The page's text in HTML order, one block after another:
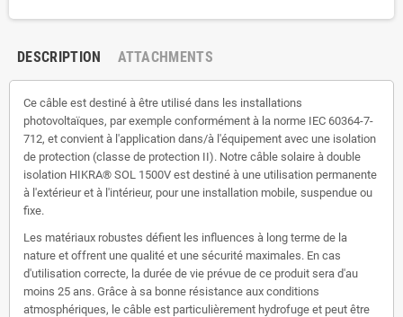
DESCRIPTION ATTACHMENTS
Ce câble est destiné à être utilisé dans les installations
photovoltaïques, par exemple conformément à la norme IEC 60364-7-
712, et convient à l'application dans/à l'équipement avec une isolation
de protection (classe de protection II). Notre câble solaire à double
isolation HIKRA® SOL 1500V est destiné à une utilisation permanente
à l'extérieur et à l'intérieur, pour une installation mobile, suspendue ou
fixe.
Les matériaux robustes défient les influences à long terme de la
nature et offrent une qualité et une sécurité maximales. En cas
d'utilisation correcte, la durée de vie prévue de ce produit sera d'au
moins 25 ans. Grâce à sa bonne résistance aux conditions
atmosphériques, le câble est particulièrement hydrofuge et peut être